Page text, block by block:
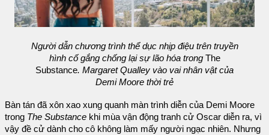
Người dẫn chương trình thể dục nhịp điệu trên truyền
hình cố gắng chống lại sự lão hóa trongThe
Substance. Margaret Qualley vào vai nhân vật của
Demi Moore thời trẻ
Bàn tán đã xôn xao xung quanh màn trình diễn của Demi Moore
trong The Substance khi mùa vận động tranh cử Oscar diễn ra, vì
vậy đề cử dành cho cô không làm mấy người ngạc nhiên. Nhưng